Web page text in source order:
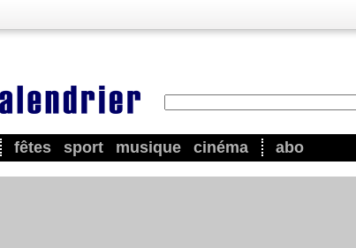
fêtes sport musique cinéma abo